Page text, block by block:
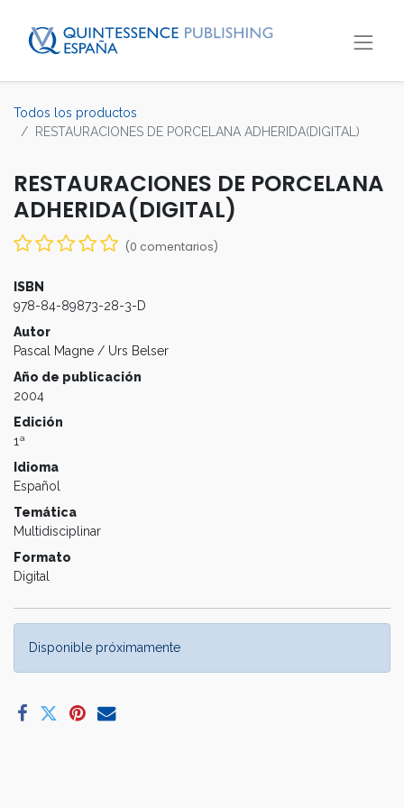
Todos los productos
RESTAURACIONES DE PORCELANA ADHERIDA(DIGITAL)
RESTAURACIONES DE PORCELANA
ADHERIDA(DIGITAL)
(0 comentarios)
ISBN
978-84-89873-28-3-D
Autor
Pascal Magne / Urs Belser
Año de publicación
2004
Edición
1ª
Idioma
Español
Temática
Multidisciplinar
Formato
Digital
Disponible próximamente